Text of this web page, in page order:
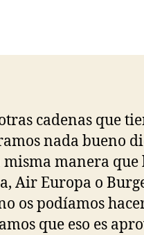
cadenas que
nada bueno
misma manera que
Air Europa o
os podíamos
que eso es